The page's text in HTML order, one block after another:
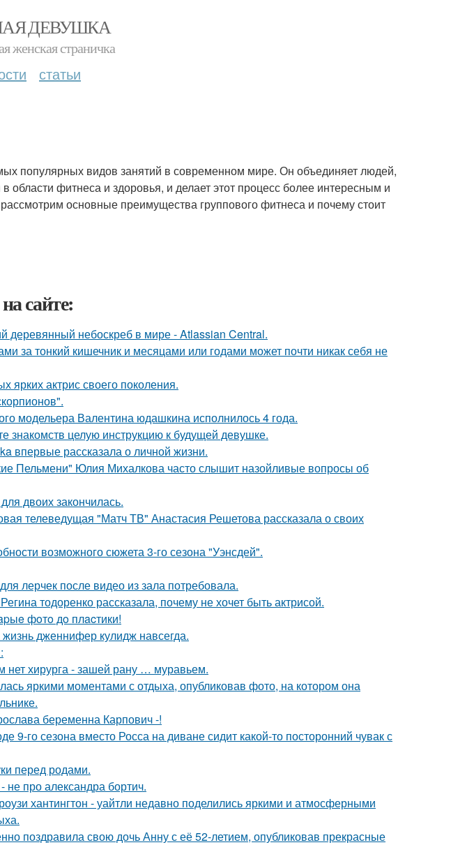
ДЕВУШКА
женская страничка
статьи
популярных видов занятий в современном мире. Он объединяет людей,
области фитнеса и здоровья, и делает этот процесс более интересным и
основные преимущества группового фитнеса и почему стоит
сайте:
деревянный небоскреб в мире - Atlassian Central.
за тонкий кишечник и месяцами или годами может почти никак себя не
ярких актрис своего поколения.
модельера Валентина юдашкина исполнилось 4 года.
знакомств целую инструкцию к будущей девушке.
впервые рассказала о личной жизни.
Пельмени" Юлия Михалкова часто слышит назойливые вопросы об
двоих закончилась.
телеведущая "Матч ТВ" Анастасия Решетова рассказала о своих
возможного сюжета 3-го сезона "Уэнсдей".
лерчек после видео из зала потребовала.
тодоренко рассказала, почему не хочет быть актрисой.
фoтo дo плacтики!
дженнифер кулидж навсегда.
нет хирурга - зашей рану … муравьем.
яркими моментами с отдыха, опубликовав фото, на котором она
беременна Карпович -!
9-го сезона вместо Росса на диване сидит какой-то посторонний чувак с
перед родами.
не про александра бортич.
хантингтон - уайтли недавно поделились яркими и атмосферными
поздравила свою дочь Анну с её 52-летием, опубликовав прекрасные